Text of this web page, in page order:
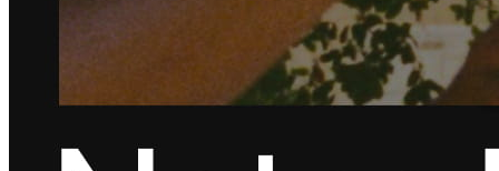
Cambia a Square
Servicio rápido